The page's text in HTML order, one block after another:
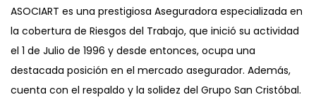
ASOCIART es una prestigiosa Aseguradora especializada en
la cobertura de Riesgos del Trabajo, que inició su actividad
el 1 de Julio de 1996 y desde entonces, ocupa una
destacada posición en el mercado asegurador. Además,
cuenta con el respaldo y la solidez del Grupo San Cristóbal.